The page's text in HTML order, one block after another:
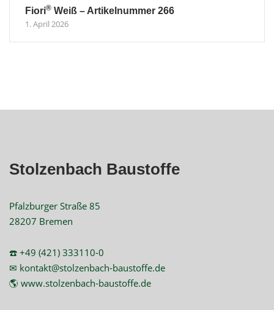
Fiori® Weiß – Artikelnummer 266
1. April 2026
Stolzenbach Baustoffe
Pfalzburger Straße 85
28207 Bremen
☎️ +49 (421) 333110-0
✉ kontakt@stolzenbach-baustoffe.de
🌎 www.stolzenbach-baustoffe.de